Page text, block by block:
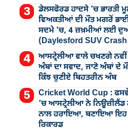
ਡੇਲਸਫੋਰਡ ਹਾਦਸੇ ’ਚ ਭਾਰਤੀ
ਵਿਅਕਤੀਆਂ ਦੀ ਮੌਤ ਮਗਰੋਂ
ਸਦਮੇ ’ਚ, 4 ਜ਼ਖ਼ਮੀਆਂ ਲਈ
(Daylesford SUV
ਆਸਟ੍ਰੇਲੀਆ ਵਾਲੇ ਚਖਣਗੇ ਨਵੀਂ
ਅੰਬਾਂ ਦਾ ਸਵਾਦ, ਜਾਣੋ ਅੰਬਾਂ ਦੇ
ਕਿੰਝ ਚੁਣੀਏ ਬਿਹਤਰੀਨ ਅੰਬ
Cricket World Cup :
’ਚ ਆਸਟ੍ਰੇਲੀਆ ਨੇ ਨਿਊਜ਼ੀਲੈਂਡ
ਨਾਲ ਹਰਾਇਆ, ਬਣਾਇਆ ਇਹ
ਰਿਕਾਰਡ